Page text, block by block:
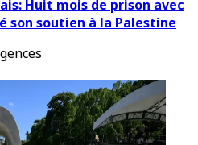
Huit mois de prison avec
son soutien à la Palestine